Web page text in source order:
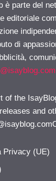
è parte del
editoriale
di
of the
and
Privacy (UE)